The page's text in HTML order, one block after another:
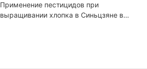
Применение пестицидов при
выращивании хлопка в Синьцзяне в